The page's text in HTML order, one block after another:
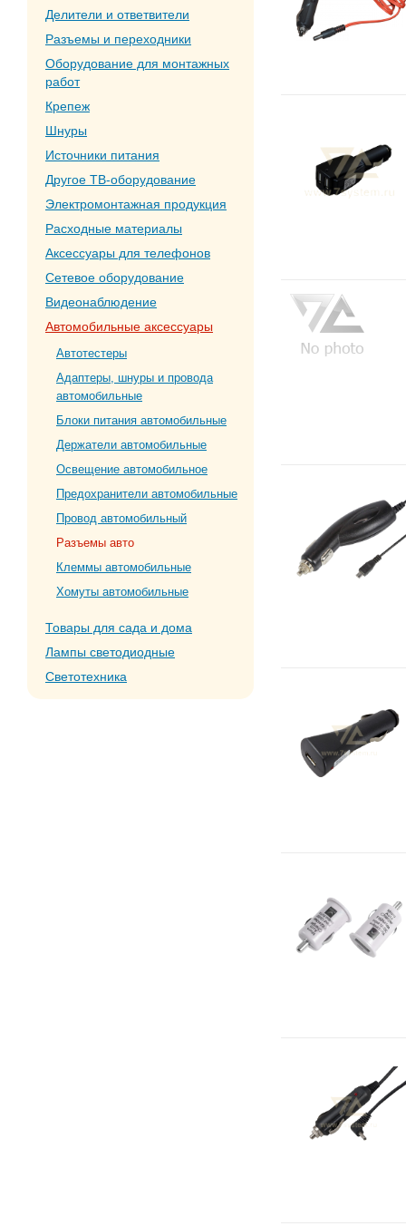
Делители и ответвители
Разъемы и переходники
Оборудование для монтажных
работ
Крепеж
Шнуры
Источники питания
Другое ТВ-оборудование
Электромонтажная продукция
Расходные материалы
Аксессуары для телефонов
Сетевое оборудование
Видеонаблюдение
Автомобильные аксессуары
Автотестеры
Адаптеры, шнуры и провода
автомобильные
Блоки питания автомобильные
Держатели автомобильные
Освещение автомобильное
Предохранители автомобильные
Провод автомобильный
Разъемы авто
Клеммы автомобильные
Хомуты автомобильные
Товары для сада и дома
Лампы светодиодные
Светотехника